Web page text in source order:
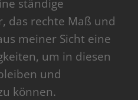
ständige
das rechte Maß und
meiner Sicht eine
um in diesen
und
können.